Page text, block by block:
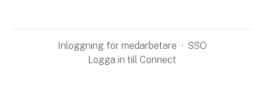
Inloggning för medarbetare · SSO
Logga in till Connect